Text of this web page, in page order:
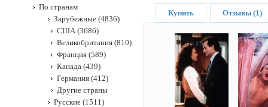
Купить Отзывы (1)
По странам
Зарубежные (4836)
США (3686)
Великобритания (810)
Франция (589)
Канада (439)
Германия (412)
Другие страны
Русские (1511)